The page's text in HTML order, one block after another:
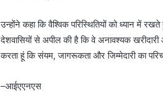
उन्होंने कहा कि वैश्विक परिस्थितियों को ध्यान में
देशवासियों से अपील की है कि वे अनावश्यक
करता हूं कि संयम, जागरूकता और जिम्मेदारी का
–आईएएनएस